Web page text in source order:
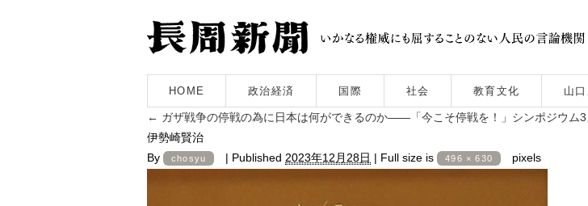
HOME 政治経済 国際 社会 教育文化 山
← ガザ戦争の停戦の為に日本は何ができるのか――「今こそ停戦を！」シンポジウ
伊勢崎賢治
By
chosyu | Published 2023年12月28日 | Full size is 496 × 630 pixels